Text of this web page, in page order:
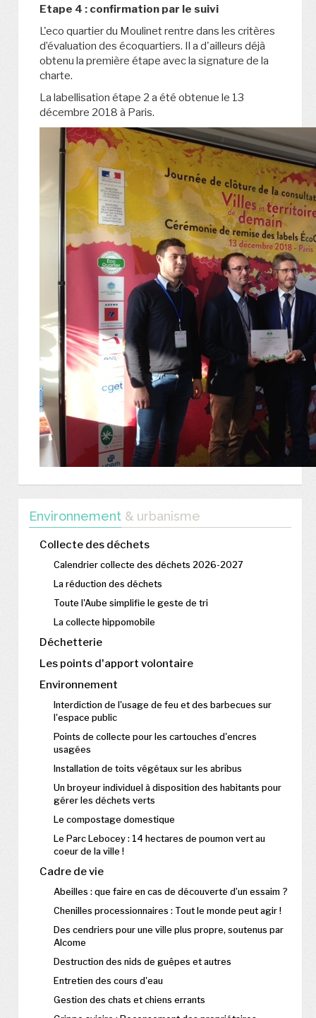
Etape 4 : confirmation par le suivi
L'eco quartier du Moulinet rentre dans les critères
d’évaluation des écoquartiers. Il a d'ailleurs déjà
obtenu la première étape avec la signature de la
charte.
La labellisation étape 2 a été obtenue le 13
décembre 2018 à Paris.
Environnement & urbanisme
Collecte des déchets
Calendrier collecte des déchets 2026-2027
La réduction des déchets
Toute l'Aube simplifie le geste de tri
La collecte hippomobile
Déchetterie
Les points d'apport volontaire
Environnement
Interdiction de l'usage de feu et des barbecues sur
l'espace public
Points de collecte pour les cartouches d'encres
usagées
Installation de toits végétaux sur les abribus
Un broyeur individuel à disposition des habitants pour
gérer les déchets verts
Le compostage domestique
Le Parc Lebocey : 14 hectares de poumon vert au
coeur de la ville !
Cadre de vie
Abeilles : que faire en cas de découverte d’un essaim ?
Chenilles processionnaires : Tout le monde peut agir !
Des cendriers pour une ville plus propre, soutenus par
Alcome
Destruction des nids de guêpes et autres
Entretien des cours d'eau
Gestion des chats et chiens errants